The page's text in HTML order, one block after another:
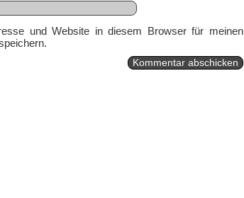
und Website in diesem Browser für meinen